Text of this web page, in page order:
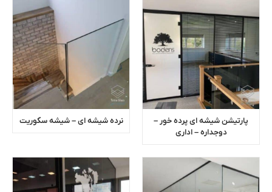
پارتیشن شیشه ای پرده خور –
دوجداره – اداری
نرده شیشه ای – شیشه سکوریت